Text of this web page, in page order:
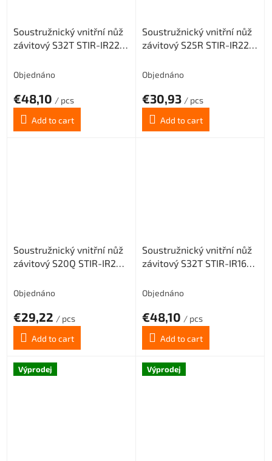
Soustružnický vnitřní nůž
závitový S32T STIR-IR22
Objednáno
€48,10 / pcs
Add to cart
Soustružnický vnitřní nůž
závitový S25R STIR-IR22
Objednáno
€30,93 / pcs
Add to cart
Soustružnický vnitřní nůž
závitový S20Q STIR-IR22
Objednáno
€29,22 / pcs
Add to cart
Soustružnický vnitřní nůž
závitový S32T STIR-IR16
Objednáno
€48,10 / pcs
Add to cart
Výprodej Výprodej